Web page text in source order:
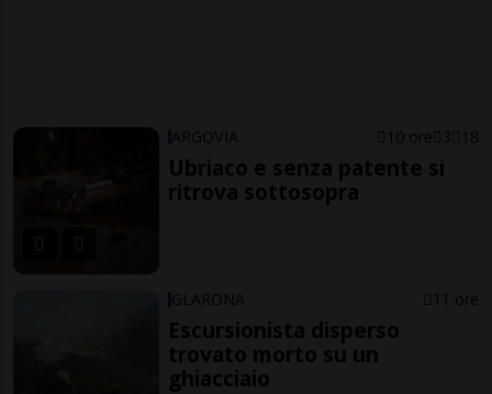
ARGOVIA 10 ore 3 18
Ubriaco e senza patente si
ritrova sottosopra
GLARONA 11 ore
Escursionista disperso
trovato morto su un
ghiacciaio